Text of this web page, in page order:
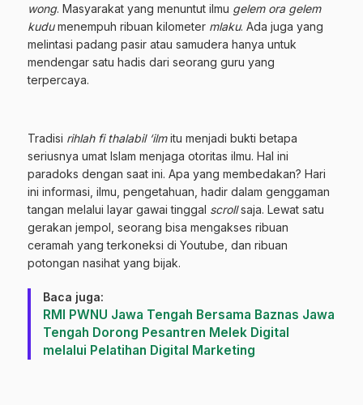
wong. Masyarakat yang menuntut ilmu gelem ora gelem
kudumenempuh ribuan kilometer mlaku. Ada juga yang
melintasi padang pasir atau samudera hanya untuk
mendengar satu hadis dari seorang guru yang
terpercaya.
Tradisi rihlah fi thalabil ‘ilmitu menjadi bukti betapa
seriusnya umat Islam menjaga otoritas ilmu. Hal ini
paradoks dengan saat ini. Apa yang membedakan? Hari
ini informasi, ilmu, pengetahuan, hadir dalam genggaman
tangan melalui layar gawai tinggal scrollsaja. Lewat satu
gerakan jempol, seorang bisa mengakses ribuan
ceramah yang terkoneksi di Youtube, dan ribuan
potongan nasihat yang bijak.
Baca juga:
RMI PWNU Jawa Tengah Bersama Baznas Jawa
Tengah Dorong Pesantren Melek Digital
melalui Pelatihan Digital Marketing